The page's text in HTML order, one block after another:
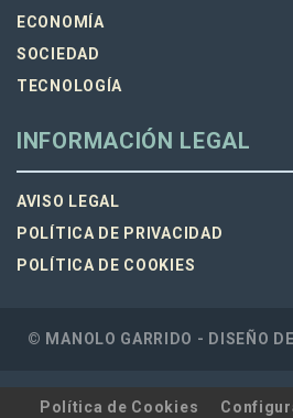
ECONOMÍA
SOCIEDAD
TECNOLOGÍA
INFORMACIÓN LEGAL
AVISO LEGAL
POLÍTICA DE PRIVACIDAD
POLÍTICA DE COOKIES
© MANOLO GARRIDO - DISEÑO
Política de Cookies